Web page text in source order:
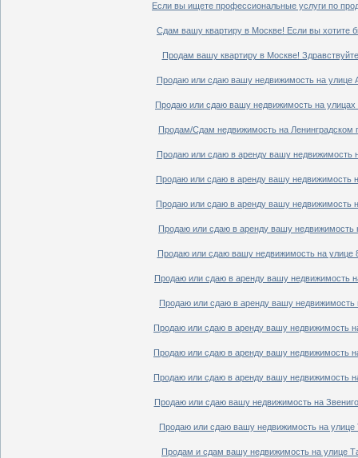
Если вы ищете профессиональные услуги по
Сдам вашу квартиру в Москве! Если вы хотите
Продам вашу квартиру в Москве!
Продаю или сдаю вашу недвижимость на улице
Продаю или сдаю вашу недвижимость на
Продам/Сдам недвижимость на Ленинградском
Продаю или сдаю в аренду вашу недвижимость
Продаю или сдаю в аренду вашу недвижимость
Продаю или сдаю в аренду вашу недвижимость
Продаю или сдаю в аренду вашу недвижимость
Продаю или сдаю вашу недвижимость на улице
Продаю или сдаю в аренду вашу недвижимость
Продаю или сдаю в аренду вашу недвижимость
Продаю или сдаю в аренду вашу недвижимость
Продаю или сдаю в аренду вашу недвижимость
Продаю или сдаю в аренду вашу недвижимость
Продаю или сдаю вашу недвижимость на
Продаю или сдаю вашу недвижимость на улице
Продам и сдам вашу недвижимость на улице